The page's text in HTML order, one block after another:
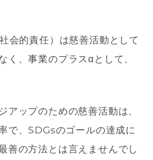
会的責任）は慈善活動として
く、事業のプラスαとして、
アップのための慈善活動は、
で、SDGsのゴールの達成に
善の方法とは言えませんでし